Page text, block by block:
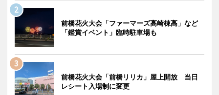
前橋花火大会「ファーマーズ高崎棟高」など
「鑑賞イベント」臨時駐車場も
前橋花火大会「前橋リリカ」屋上開放 当日
レシート入場制に変更